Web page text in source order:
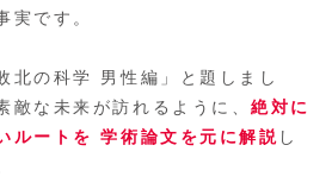
実です。
北の科学 男性編」と題しまし
敵な未来が訪れるように、絶対に
ルートを 学術論文を元に解説 し